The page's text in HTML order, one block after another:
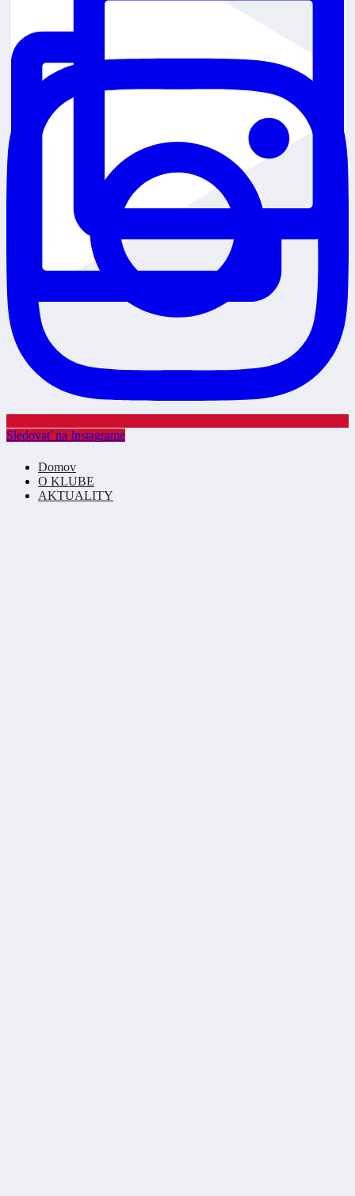
Sledovať na Instagrame
Domov
O KLUBE
AKTUALITY